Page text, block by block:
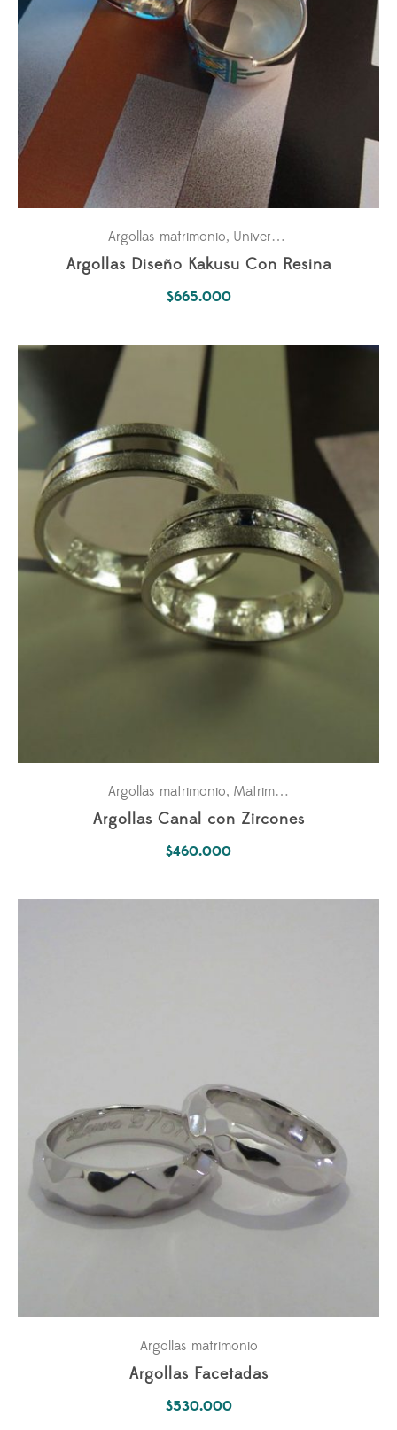
Argollas matrimonio, Universo Fantástico
Argollas Diseño Kakusu Con Resina
$665.000
Argollas matrimonio, Matrimonio
Argollas Canal con Zircones
$460.000
Argollas matrimonio
Argollas Facetadas
$530.000